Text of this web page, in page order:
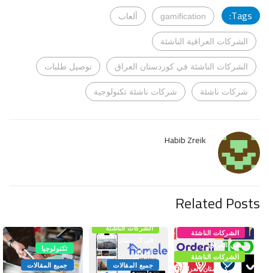
Tags:
gamification ألعاب
الشركات العراقية الناشئة
الشركات الناشئة في كوردستان العراق توصيل طلبات
شركات ناشئة شركات ناشئة تكنولوجية
Habib Zreik
Related Posts
الشركات الناشئة
في العراق
الشركات الناشئة
في كردستان العراق
الشركات الناشئة
العراق
جميع المقالات
تكنولوجيا
جميع المقالات